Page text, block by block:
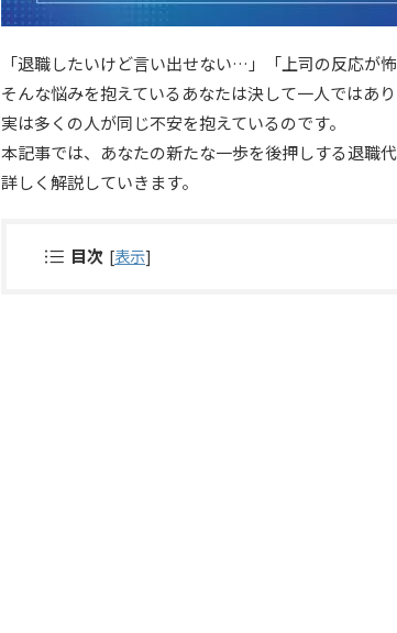
「退職したいけど言い出せない…」「上司の反応が
そんな悩みを抱えているあなたは決して一人ではあり
実は多くの人が同じ不安を抱えているのです。
本記事では、あなたの新たな一歩を後押しする退職
詳しく解説していきます。
目次 [表示]